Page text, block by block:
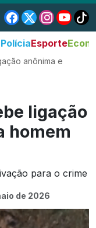
PolíciaEsporte
anônima e
ligação
homem
para o crime
de 2026